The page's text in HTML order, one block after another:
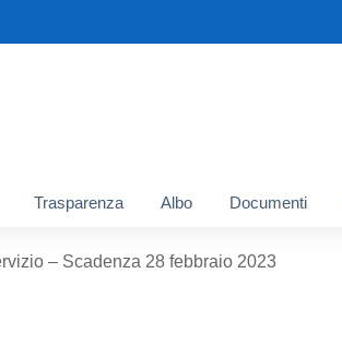
Trasparenza Albo Documenti
– Scadenza 28 febbraio 2023